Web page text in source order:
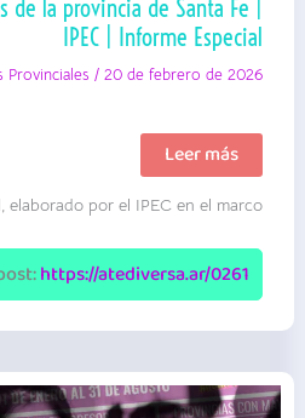
la provincia de Santa Fe |
IPEC | Informe Especial
Provinciales /20 de febrero de 2026
8M
Publicación
especial
2024:
de
la
provincia
de
Fe
|
IPEC
Leer más
elaborado por el IPEC en el marco
https://atediversa.ar/0261